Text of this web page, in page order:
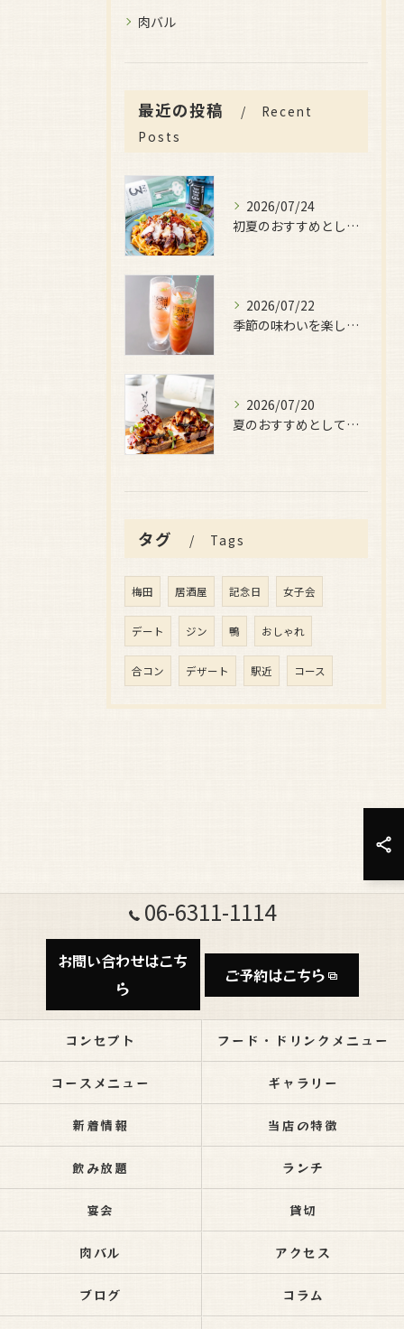
肉バル
最近の投稿
Recent
Posts
2026/07/24
初夏のおすすめとしてご用意しているのが、
2026/07/22
季節の味わいを楽しみたい日におすすめなのが、
2026/07/20
夏のおすすめとしてぜひ味わっていただきたいのが、
タグ Tags
梅田 居酒屋 記念日 女子会
デート ジン 鴨 おしゃれ
合コン デザート 駅近 コース
06-6311-1114
お問い合わせはこち
ら
ご予約はこちら
コンセプト フード・ドリンクメニュー
コースメニュー ギャラリー
新着情報 当店の特徴
飲み放題 ランチ
宴会 貸切
肉バル アクセス
ブログ コラム